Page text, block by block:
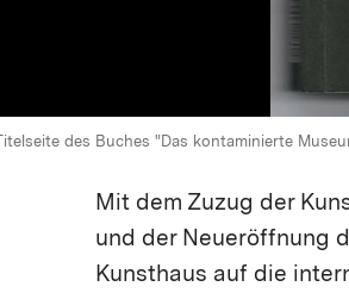
Titelseite des Buches "Das kontaminierte
Mit dem Zuzug der
und der Neueröffnung
Kunsthaus auf die